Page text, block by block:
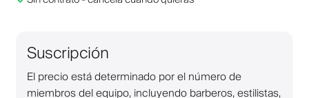
Suscripción
El precio está determinado por el número de
miembros del equipo, incluyendo barberos, estilistas,